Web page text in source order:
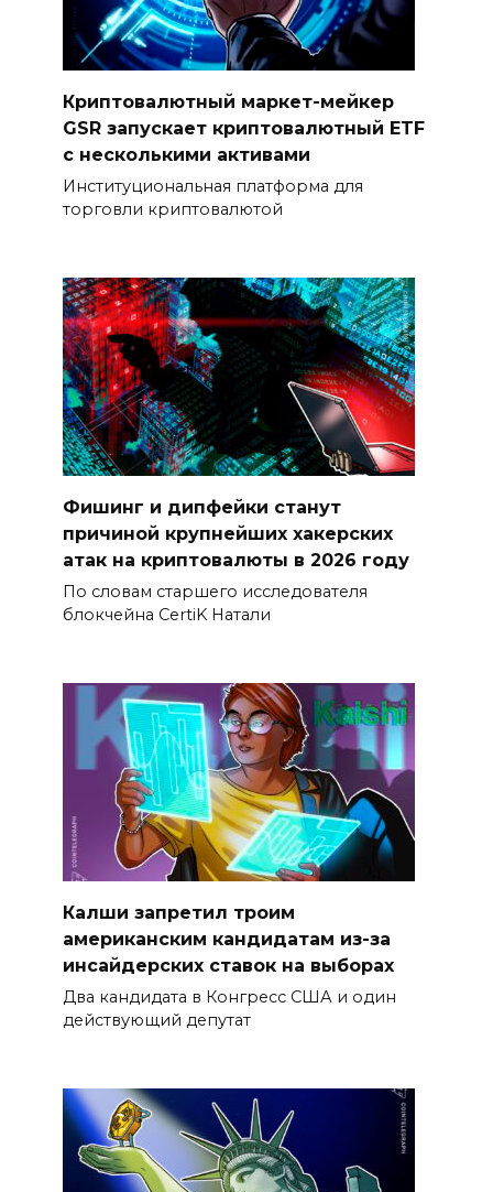
Криптовалютный маркет-мейкер
GSR запускает криптовалютный ETF
с несколькими активами
Институциональная платформа для
торговли криптовалютой
Фишинг и дипфейки станут
причиной крупнейших хакерских
атак на криптовалюты в 2026 году
По словам старшего исследователя
блокчейна CertiK Натали
Калши запретил троим
американским кандидатам из-за
инсайдерских ставок на выборах
Два кандидата в Конгресс США и один
действующий депутат